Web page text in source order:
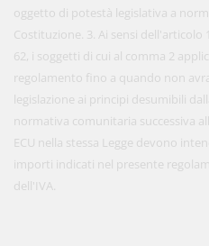
oggetto di potestà legislativa a
Costituzione. 3. Ai sensi dell'articolo
62, i soggetti di cui al comma 2
regolamento fino a quando non
legislazione ai principi desumibili
normativa comunitaria successiva
ECU nella stessa Legge devono
importi indicati nel presente
dell'IVA.